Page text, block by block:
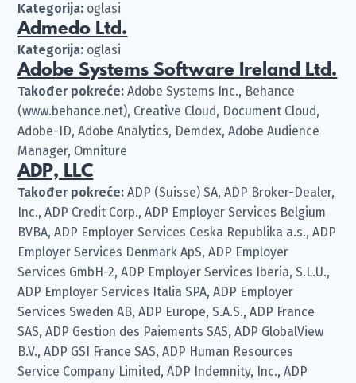
Kategorija: oglasi
Admedo Ltd.
Kategorija: oglasi
Adobe Systems Software Ireland Ltd.
Također pokreće: Adobe Systems Inc., Behance
(www.behance.net), Creative Cloud, Document Cloud,
Adobe-ID, Adobe Analytics, Demdex, Adobe Audience
Manager, Omniture
ADP, LLC
Također pokreće: ADP (Suisse) SA, ADP Broker-Dealer,
Inc., ADP Credit Corp., ADP Employer Services Belgium
BVBA, ADP Employer Services Ceska Republika a.s., ADP
Employer Services Denmark ApS, ADP Employer
Services GmbH-2, ADP Employer Services Iberia, S.L.U.,
ADP Employer Services Italia SPA, ADP Employer
Services Sweden AB, ADP Europe, S.A.S., ADP France
SAS, ADP Gestion des Paiements SAS, ADP GlobalView
B.V., ADP GSI France SAS, ADP Human Resources
Service Company Limited, ADP Indemnity, Inc., ADP